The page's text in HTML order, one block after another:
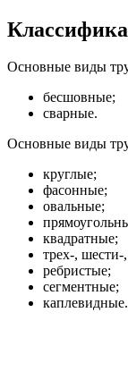
Основные виды
бесшовные;
сварные.
Основные виды
круглые;
фасонные;
овальные;
квадратные;
трех-,
ребристые;
сегментные;
каплевидные.